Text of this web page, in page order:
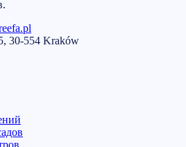
30-554 Kraków